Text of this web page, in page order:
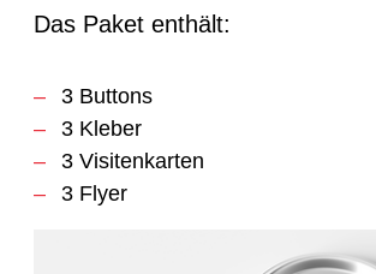
Das Paket enthält:
3 Buttons
3 Kleber
3 Visitenkarten
3 Flyer